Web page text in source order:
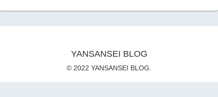
YANSANSEI BLOG
© 2022 YANSANSEI BLOG.